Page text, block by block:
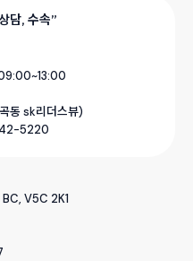
담, 수속”
동 sk리더스뷰)
5220
V5C 2K1